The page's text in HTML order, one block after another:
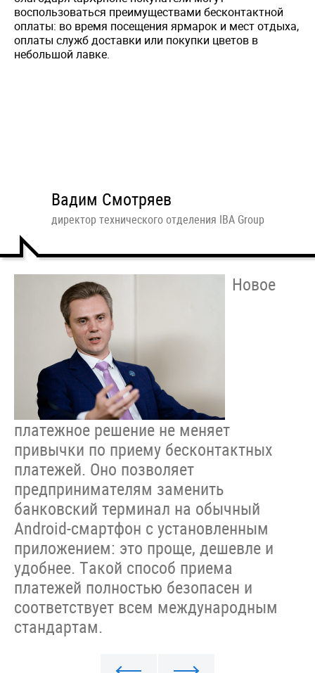
воспользоваться преимуществами бесконтактной
оплаты: во время посещения ярмарок и мест отдыха,
оплаты служб доставки или покупки цветов в
небольшой лавке.
Новое
платежное решение не меняет
привычки по приему бесконтактных
платежей. Оно позволяет
предпринимателям заменить
банковский терминал на обычный
Android-смартфон с установленным
приложением: это проще, дешевле и
удобнее. Такой способ приема
платежей полностью безопасен и
соответствует всем международным
стандартам.
Вадим Смотряев
директор технического отделения IBA Group